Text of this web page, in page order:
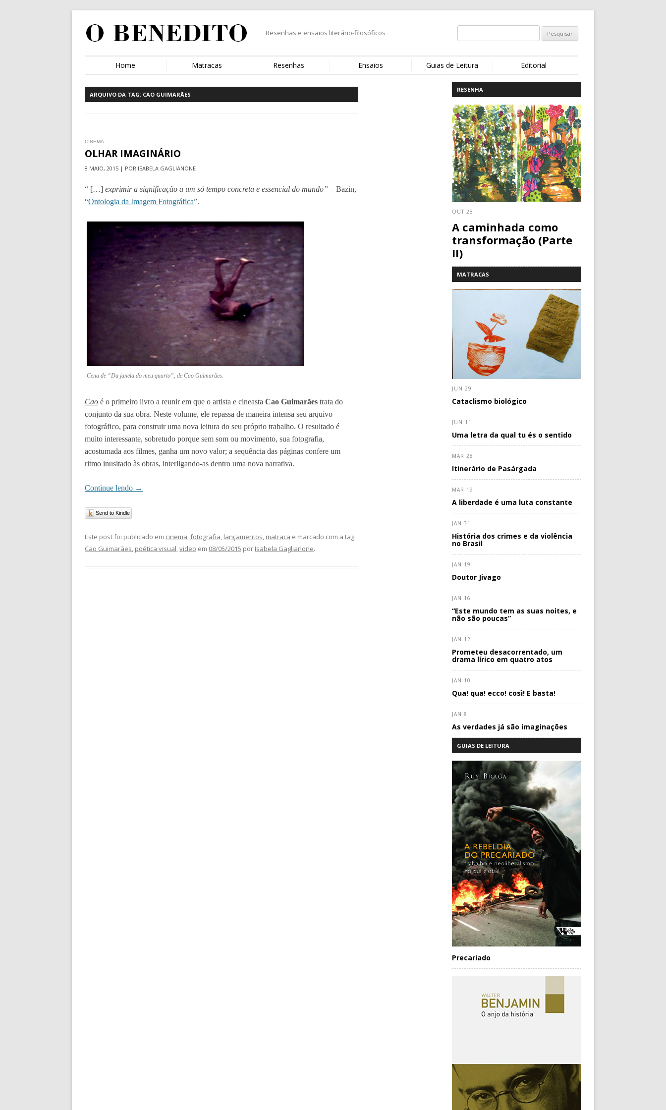
Resenhas e ensaios literário-filosóficos
Home Matracas Resenhas Ensaios Guias de Leitura Editorial
ARQUIVO DA TAG: CAO GUIMARÃES
CINEMA
OLHAR IMAGINÁRIO
8 MAIO, 2015 | POR ISABELA GAGLIANONE
“ […] exprimir a significação a um só tempo concreta e essencial do mundo” – Bazin,
“Ontologia da Imagem Fotográfica”.
Cena de “Da janela do meu quarto”, de Cao Guimarães.
Cao é o primeiro livro a reunir em que o artista e cineasta Cao Guimarães trata do
conjunto da sua obra. Neste volume, ele repassa de maneira intensa seu arquivo
fotográfico, para construir uma nova leitura do seu próprio trabalho. O resultado é
muito interessante, sobretudo porque sem som ou movimento, sua fotografia,
acostumada aos filmes, ganha um novo valor; a sequência das páginas confere um
ritmo inusitado às obras, interligando-as dentro uma nova narrativa.
Continue lendo →
Send to Kindle
Este post foi publicado em cinema fotografia lançamentos matraca e marcado com a tag
Cao Guimarães poética visual video em 08/05/2015 por Isabela Gaglianone.
RESENHA
OUT 28
A caminhada como
transformação (Parte
II)
MATRACAS
JUN 29
Cataclismo biológico
JUN 11
Uma letra da qual tu és o sentido
MAR 28
Itinerário de Pasárgada
MAR 19
A liberdade é uma luta constante
JAN 31
História dos crimes e da violência
no Brasil
JAN 19
Doutor Jivago
JAN 16
“Este mundo tem as suas noites, e
não são poucas”
JAN 12
Prometeu desacorrentado, um
drama lírico em quatro atos
JAN 10
Qua! qua! ecco! così! E basta!
JAN 8
As verdades já são imaginações
GUIAS DE LEITURA
Precariado